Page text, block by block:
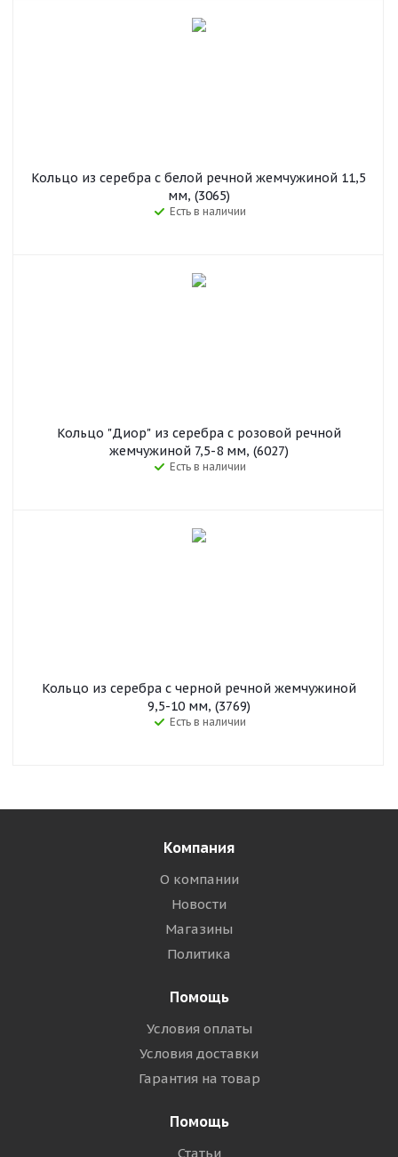
Кольцо из серебра с белой речной жемчужиной 11,5
мм, (3065)
Есть в наличии
Кольцо "Диор" из серебра с розовой речной
жемчужиной 7,5-8 мм, (6027)
Есть в наличии
Кольцо из серебра с черной речной жемчужиной
9,5-10 мм, (3769)
Есть в наличии
Компания
О компании
Новости
Магазины
Политика
Помощь
Условия оплаты
Условия доставки
Гарантия на товар
Помощь
Статьи